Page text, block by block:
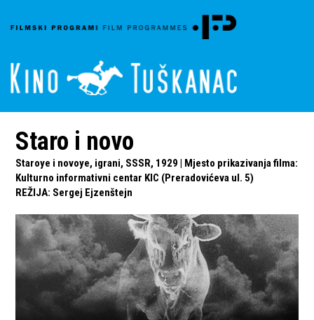
Staro i novo
Staroye i novoye, igrani, SSSR, 1929 | Mjesto prikazivanja filma:
Kulturno informativni centar KIC (Preradovićeva ul. 5)
REŽIJA: Sergej Ejzenštejn